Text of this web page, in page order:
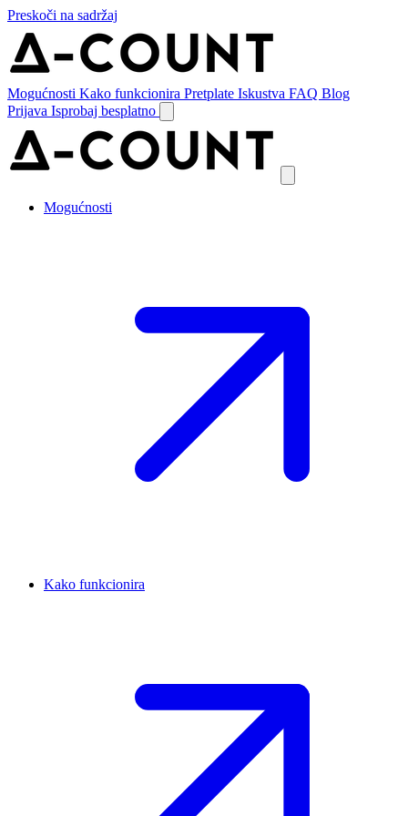
Preskoči na sadržaj
Mogućnosti Kako funkcionira Pretplate Iskustva FAQ Blog
Prijava Isprobaj besplatno
Mogućnosti
Kako funkcionira